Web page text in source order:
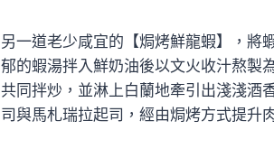
另一道老少咸宜的【焗烤鮮龍蝦】，將
郁的蝦湯拌入鮮奶油後以文火收汁熬製
共同拌炒，並淋上白蘭地牽引出淺淺酒
司與馬札瑞拉起司，經由焗烤方式提升